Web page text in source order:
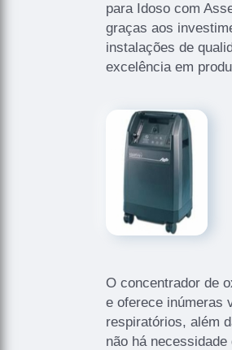
para Idoso com
graças aos
instalações de
excelência em
O concentrador de
e oferece inúmeras
respiratórios, além
não há